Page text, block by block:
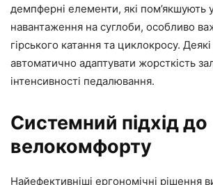
демпферні елементи, які пом’якшують
навантаження на суглоби, особливо
гірського катання та циклокросу.
автоматично адаптувати жорсткість
інтенсивності педалювання.
Системний підхід до
велокомфорту
Найефективніші ергономічні рішення